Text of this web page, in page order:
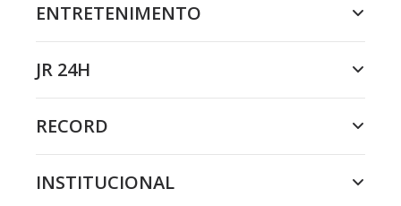
ENTRETENIMENTO
JR 24H
RECORD
INSTITUCIONAL